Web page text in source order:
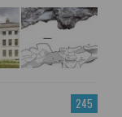
245